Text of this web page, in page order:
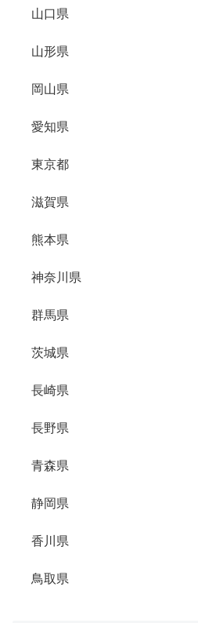
山口県
山形県
岡山県
愛知県
東京都
滋賀県
熊本県
神奈川県
群馬県
茨城県
長崎県
長野県
青森県
静岡県
香川県
鳥取県